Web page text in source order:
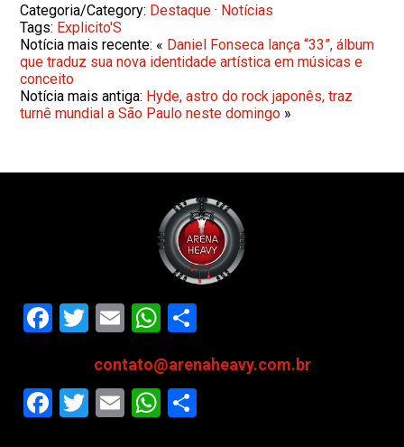
Categoria/Category: Destaque · Notícias
Tags: Explicito'S
Notícia mais recente: « Daniel Fonseca lança “33”, álbum
que traduz sua nova identidade artística em músicas e
conceito
Notícia mais antiga: Hyde, astro do rock japonês, traz
turnê mundial a São Paulo neste domingo »
Facebook
Twitter
EmailWhatsApp
contato@arenaheavy.com.br
Facebook
Twitter
EmailWhatsApp